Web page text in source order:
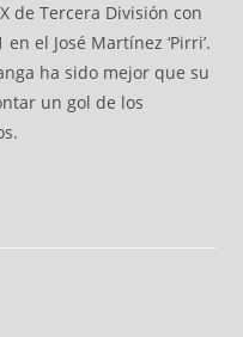
de Tercera División con
el José Martínez ‘Pirri’.
ha sido mejor que su
un gol de los